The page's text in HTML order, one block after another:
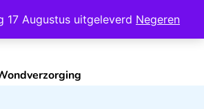
17 Augustus uitgeleverd Negeren